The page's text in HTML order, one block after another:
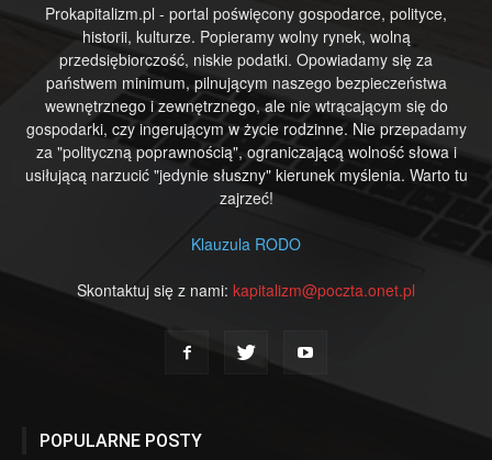
Prokapitalizm.pl - portal poświęcony gospodarce, polityce,
historii, kulturze. Popieramy wolny rynek, wolną
przedsiębiorczość, niskie podatki. Opowiadamy się za
państwem minimum, pilnującym naszego bezpieczeństwa
wewnętrznego i zewnętrznego, ale nie wtrącającym się do
gospodarki, czy ingerującym w życie rodzinne. Nie przepadamy
za "polityczną poprawnością", ograniczającą wolność słowa i
usiłującą narzucić "jedynie słuszny" kierunek myślenia. Warto tu
zajrzeć!
Klauzula RODO
Skontaktuj się z nami: kapitalizm@poczta.onet.pl
POPULARNE POSTY